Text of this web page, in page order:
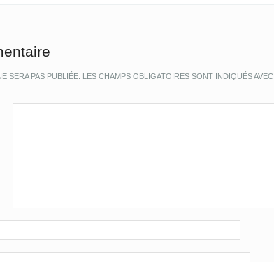
SERA PAS PUBLIÉE. LES CHAMPS OBLIGATOIRES SONT INDIQUÉS AVEC